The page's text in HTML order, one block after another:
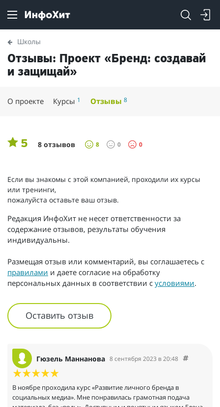
Школы
Отзывы: Проект «Бренд: создавай
и защищай»
О проекте Курсы 1 Отзывы 8
5 8 отзывов 8 0 0
Если вы знакомы с этой компанией, проходили их курсы
или тренинги,
пожалуйста оставьте ваш отзыв.
Редакция ИнфоХит не несет ответственности за
содержание отзывов, результаты обучения
индивидуальны.
Размещая отзыв или комментарий, вы соглашаетесь с
правилами и даете согласие на обработку
персональных данных в соответствии с условиями.
Оставить отзыв
Гюзель Маннанова 8 сентября 2023 в 20:48
В ноябре проходила курс «Развитие личного бренда в
социальных медиа». Мне понравилась грамотная подача